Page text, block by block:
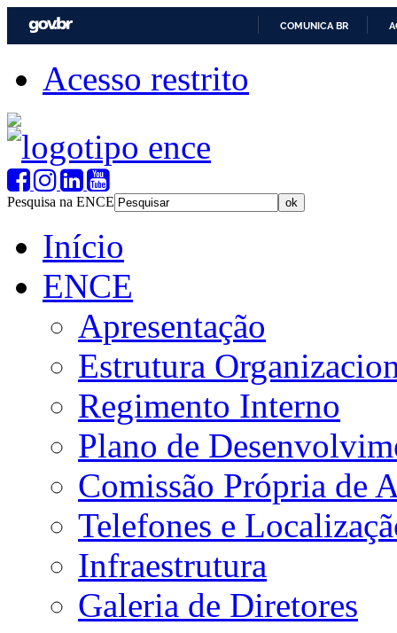
COMUNICA BR
Acesso restrito
Pesquisa na ENCE
Início
ENCE
Apresentação
Estrutura
Regimento Interno
Plano de
Comissão Própria de
Telefones e
Infraestrutura
Galeria de Diretores